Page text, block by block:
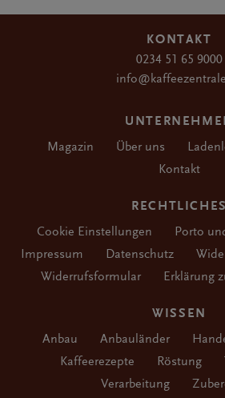
KONTAKT
0234 51 65 9000
Magazin
Über uns
Kontakt
RECHTLICHES
Cookie Einstellungen
Porto
Impressum
Datenschutz
Widerrufsformular
Erklärung
WISSEN
Anbau
Anbauländer
Kaffeerezepte
Röstung
Verarbeitung